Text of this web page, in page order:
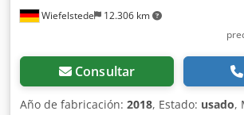
Wiefelstede 12.306 km
Consultar
Año de fabricación: 2018, Estado: usado,